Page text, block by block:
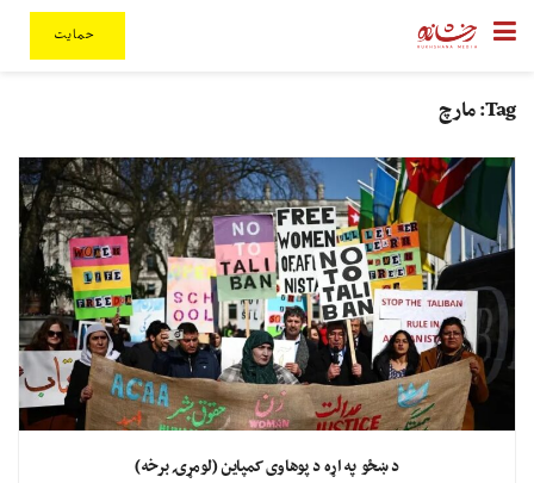
حمایت
Tag: مارچ
د ښځو په اړه د پوهاوی کمپاین (لومړۍ برخه)